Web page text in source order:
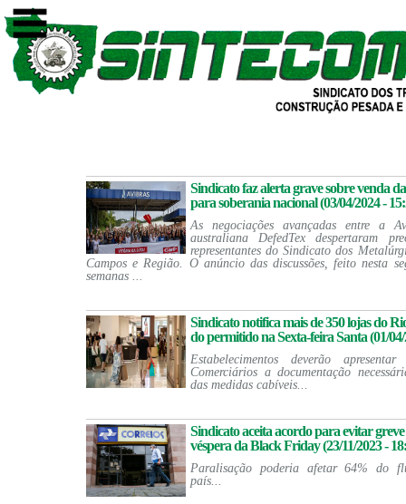
Sindicato faz alerta grave sobre venda
para soberania nacional (03/04/2024 -
As negociações avançadas entre a
australiana DefedTex despertaram
representantes do Sindicato dos
Campos e Região. O anúncio das discussões, feito nesta
semanas ...
Sindicato notifica mais de 350 lojas do
do permitido na Sexta-feira Santa (01/
Estabelecimentos deverão
Comerciários a documentação
das medidas cabíveis...
Sindicato aceita acordo para evitar
véspera da Black Friday (23/11/2023 -
Paralisação poderia afetar 64% do
país...